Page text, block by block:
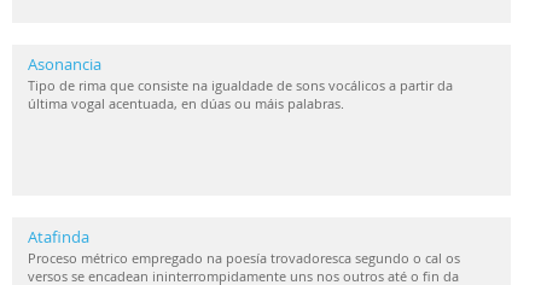
Asonancia
Tipo de rima que consiste na igualdade de sons vocálicos a partir da
última vogal acentuada, en dúas ou máis palabras.
Atafinda
Proceso métrico empregado na poesía trovadoresca segundo o cal os
versos se encadean ininterrompidamente uns nos outros até o fin da